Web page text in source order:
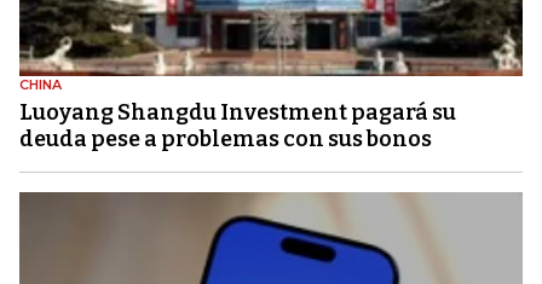
CHINA
Luoyang Shangdu Investment pagará su
deuda pese a problemas con sus bonos